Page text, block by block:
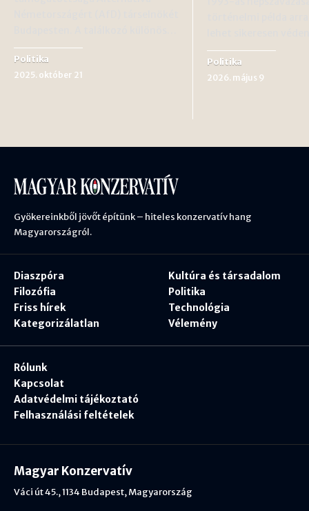
Politika
2025. október 21
Politika
2026. május 9
Gyökereinkből jövőt építünk – hiteles konzervatív hang
Magyarországról.
Diaszpóra
Filozófia
Friss hírek
Kategorizálatlan
Kultúra és társadalom
Politika
Technológia
Vélemény
Rólunk
Kapcsolat
Adatvédelmi tájékoztató
Felhasználási feltételek
Magyar Konzervatív
Váci út 45., 1134 Budapest, Magyarország